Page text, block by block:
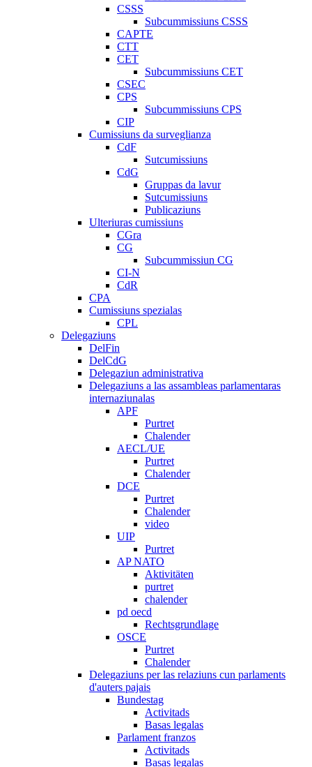
CSSS
Subcummissiuns CSSS
CAPTE
CTT
CET
Subcummissiuns CET
CSEC
CPS
Subcummissiuns CPS
CIP
Cumissiuns da surveglianza
CdF
Sutcumissiuns
CdG
Gruppas da lavur
Sutcumissiuns
Publicaziuns
Ulteriuras cumissiuns
CGra
CG
Subcummissiun CG
CI-N
CdR
CPA
Cumissiuns spezialas
CPL
Delegaziuns
DelFin
DelCdG
Delegaziun administrativa
Delegaziuns a las assambleas parlamentaras
internaziunalas
APF
Purtret
Chalender
AECL/UE
Purtret
Chalender
DCE
Purtret
Chalender
video
UIP
Purtret
AP NATO
Aktivitäten
purtret
chalender
pd oecd
Rechtsgrundlage
OSCE
Purtret
Chalender
Delegaziuns per las relaziuns cun parlaments
d'auters pajais
Bundestag
Activitads
Basas legalas
Parlament franzos
Activitads
Basas legalas